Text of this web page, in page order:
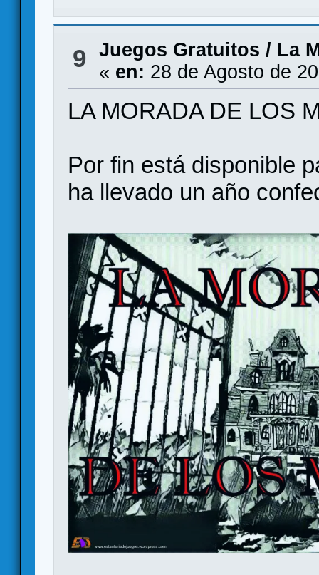
9 Juegos Gratuitos / La
« en: 28 de Agosto de
LA MORADA DE LOS
Por fin está disponible
ha llevado un año